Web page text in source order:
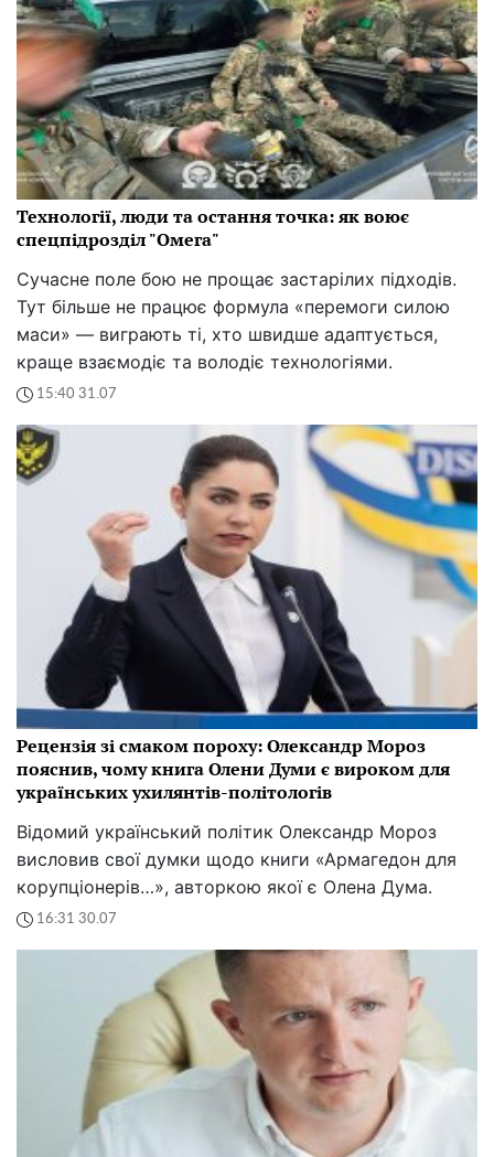
Технології, люди та остання точка: як воює
спецпідрозділ "Омега"
Сучасне поле бою не прощає застарілих підходів.
Тут більше не працює формула «перемоги силою
маси» — виграють ті, хто швидше адаптується,
краще взаємодіє та володіє технологіями.
15:40 31.07
Рецензія зі смаком пороху: Олександр Мороз
пояснив, чому книга Олени Думи є вироком для
українських ухилянтів-політологів
Відомий український політик Олександр Мороз
висловив свої думки щодо книги «Армагедон для
корупціонерів…», авторкою якої є Олена Дума.
16:31 30.07